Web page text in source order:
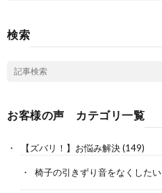
検索
お客様の声 カテゴリ一覧
【ズバリ！】お悩み解決(149)
椅子の引きずり音をなくしたい